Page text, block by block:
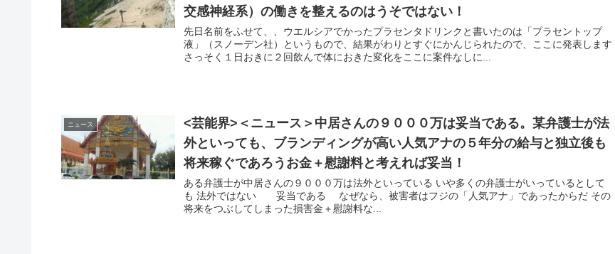
交感神経系）の働きを整えるのはうそではない！
先日名前をふせて、、ウエルシアでかったプラセンタドリンクと書いたのは「プラセントップ
液」（スノーデン社）というもので、結果がわりとすぐにかんじられたので、ここに発表します
さっそく１日おきに２回飲んで体におきた変化をここに案件なしに...
ニュース
<芸能界>＜ニュース＞中居さんの９０００万は妥当である。某弁護士が法
外といっても、ブランディングが高い人気アナの５年分の給与と独立後も
将来稼ぐであろうお金＋慰謝料と考えれば妥当！
ある弁護士が中居さんの９０００万は法外といっている いや多くの弁護士がいっているとして
も 法外ではない 妥当である なぜなら、被害者はフジの「人気アナ」であったからだ その
将来をつぶしてしまった損害金＋慰謝料な...